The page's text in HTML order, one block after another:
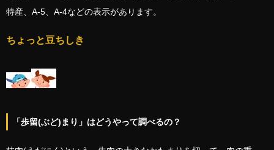
特産、A-5、A-4などの表示があります。
ちょっと豆ちしき
「歩留(ぶど)まり」はどうやって調べるの？